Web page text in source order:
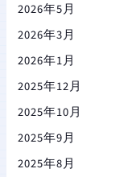
2026年5月
2026年3月
2026年1月
2025年12月
2025年10月
2025年9月
2025年8月